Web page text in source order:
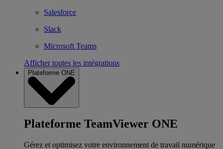
Salesforce
Slack
Microsoft Teams
Afficher toutes les intégrations
Plateforme ONE
Plateforme TeamViewer ONE
Gérez et optimisez votre environnement de travail numérique